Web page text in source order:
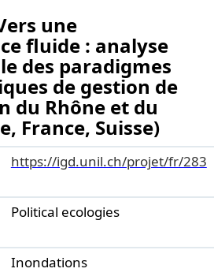
une
fluide : analyse
des paradigmes
de gestion de
du Rhône et du
France, Suisse)
https://igd.unil.ch/projet/fr/283
Political ecologies
Inondations